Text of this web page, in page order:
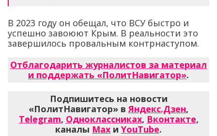
В 2023 году он обещал, что ВСУ быстро и
успешно завоюют Крым. В реальности это
завершилось провальным контрнаступом.
Отблагодарить журналистов за материал
и поддержать «ПолитНавигатор».
Подпишитесь на новости
«ПолитНавигатор» вЯндекс.Дзен,
Telegram, Одноклассниках, Вконтакте,
каналы Max и YouTube.